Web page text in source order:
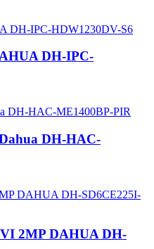
DH-IPC-
DH-HAC-
2MP DAHUA DH-